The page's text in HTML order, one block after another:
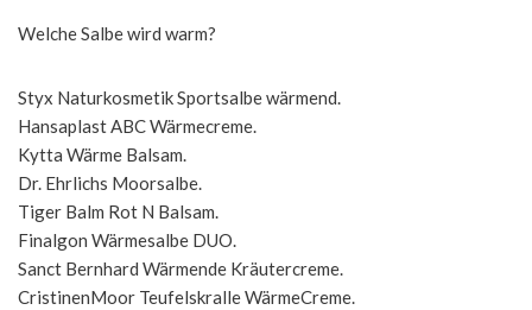
Welche Salbe wird warm?
Styx Naturkosmetik Sportsalbe wärmend.
Hansaplast ABC Wärmecreme.
Kytta Wärme Balsam.
Dr. Ehrlichs Moorsalbe.
Tiger Balm Rot N Balsam.
Finalgon Wärmesalbe DUO.
Sanct Bernhard Wärmende Kräutercreme.
CristinenMoor Teufelskralle WärmeCreme.